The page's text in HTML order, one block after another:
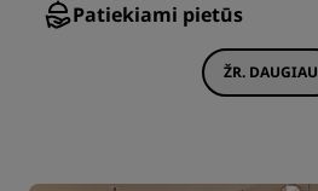
Patiekiami pietūs
ŽR. DAUGIAU